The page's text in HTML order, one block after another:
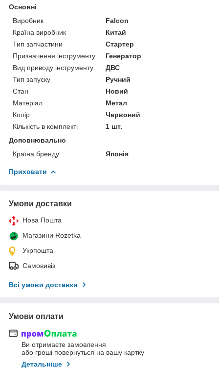
Основні
Виробник
Falcon
Країна виробник
Китай
Тип запчастини
Стартер
Призначення інструменту
Генератор
Вид приводу інструменту
ДВС
Тип запуску
Ручний
Стан
Новий
Матеріал
Метал
Колір
Червоний
Кількість в комплекті
1 шт.
Доповнювально
Країна бренду
Японія
Приховати
Умови доставки
Нова Пошта
Магазини Rozetka
Укрпошта
Самовивіз
Всі умови доставки
Умови оплати
Ви отримаєте замовлення
або гроші повернуться на вашу картку
Детальніше